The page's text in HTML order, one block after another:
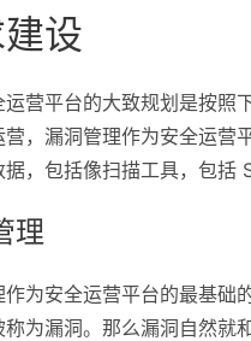
设
运营平台的大致规划是按照
营，漏洞管理作为安全运营
，包括像扫描工具，包括
理
作为安全运营平台的最基础
称为漏洞。那么漏洞自然